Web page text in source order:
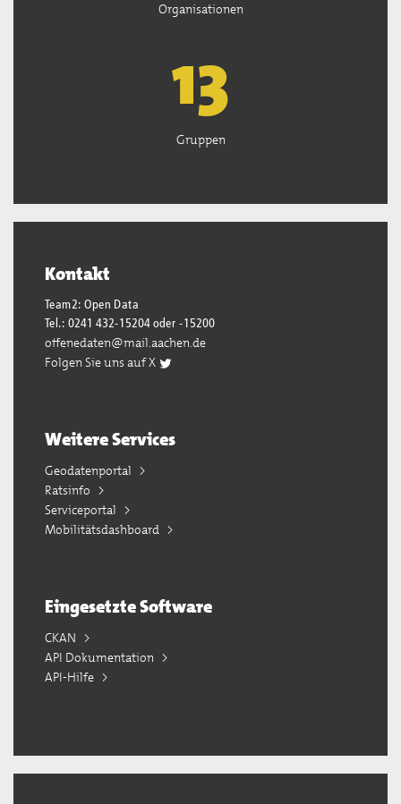
Organisationen
13
Gruppen
Kontakt
Team2: Open Data
Tel.: 0241 432-15204 oder -15200
offenedaten@mail.aachen.de
Folgen Sie uns auf X
Weitere Services
Geodatenportal
Ratsinfo
Serviceportal
Mobilitätsdashboard
Eingesetzte Software
CKAN
API Dokumentation
API-Hilfe